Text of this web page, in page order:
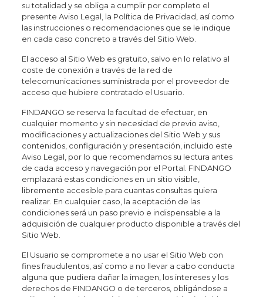
su totalidad y se obliga a cumplir por completo el
presente Aviso Legal, la Política de Privacidad, así como
las instrucciones o recomendaciones que se le indique
en cada caso concreto a través del Sitio Web.
El acceso al Sitio Web es gratuito, salvo en lo relativo al
coste de conexión a través de la red de
telecomunicaciones suministrada por el proveedor de
acceso que hubiere contratado el Usuario.
FINDANGO se reserva la facultad de efectuar, en
cualquier momento y sin necesidad de previo aviso,
modificaciones y actualizaciones del Sitio Web y sus
contenidos, configuración y presentación, incluido este
Aviso Legal, por lo que recomendamos su lectura antes
de cada acceso y navegación por el Portal. FINDANGO
emplazará estas condiciones en un sitio visible,
libremente accesible para cuantas consultas quiera
realizar. En cualquier caso, la aceptación de las
condiciones será un paso previo e indispensable a la
adquisición de cualquier producto disponible a través del
Sitio Web.
El Usuario se compromete a no usar el Sitio Web con
fines fraudulentos, así como a no llevar a cabo conducta
alguna que pudiera dañar la imagen, los intereses y los
derechos de FINDANGO o de terceros, obligándose a